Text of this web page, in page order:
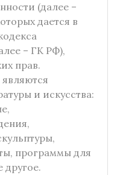
(далее –
дается в
– ГК РФ),
прав.
и искусства:
программы для